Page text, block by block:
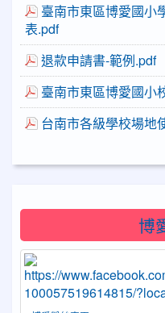
臺南市東區博愛國小
表.pdf
退款申請書-範例.pdf
臺南市東區博愛國小
台南市各級學校場地
博